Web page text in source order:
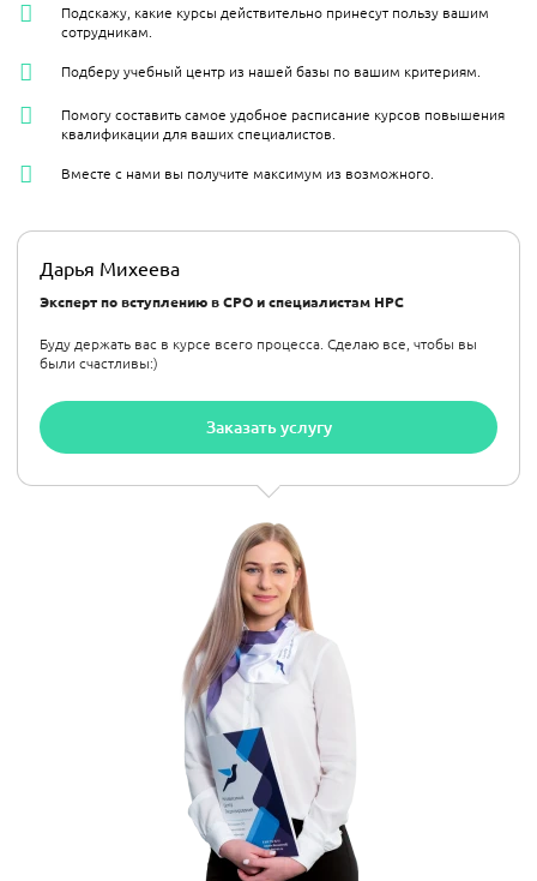
Дарья Михеева
Эксперт по вступлению в СРО и специалистам НРС
Буду держать вас в курсе всего процесса. Сделаю все, чтобы вы
были счастливы:)
Заказать услугу
Подскажу, какие курсы действительно принесут пользу вашим
сотрудникам.
Подберу учебный центр из нашей базы по вашим критериям.
Помогу составить самое удобное расписание курсов повышения
квалификации для ваших специалистов.
Вместе с нами вы получите максимум из возможного.